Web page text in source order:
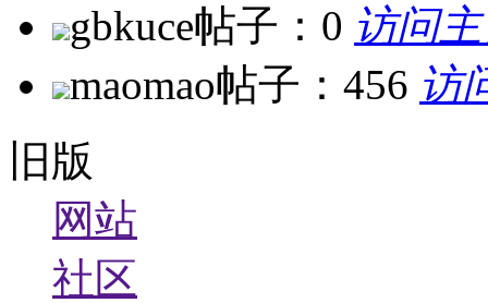
gbkuce帖子：0 访问
maomao帖子：456 访
旧版
网站
社区